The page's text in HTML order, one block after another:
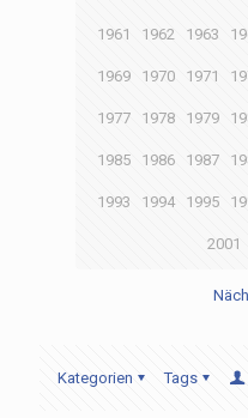
1961 1962 1963
1969 1970 1971
1977 1978 1979
1985 1986 1987
1993 1994 1995
2001
Kategorien Tags